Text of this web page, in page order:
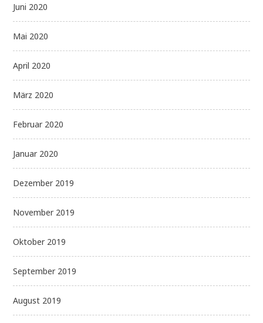
Juni 2020
Mai 2020
April 2020
März 2020
Februar 2020
Januar 2020
Dezember 2019
November 2019
Oktober 2019
September 2019
August 2019